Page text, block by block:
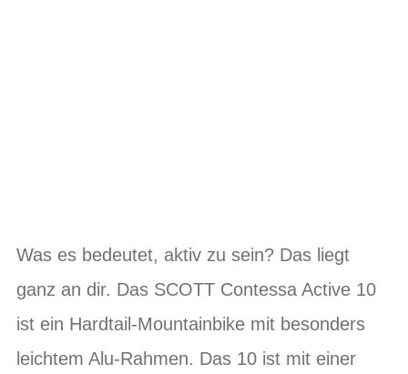
Was es bedeutet, aktiv zu sein? Das liegt
ganz an dir. Das SCOTT Contessa Active 10
ist ein Hardtail-Mountainbike mit besonders
leichtem Alu-Rahmen. Das 10 ist mit einer